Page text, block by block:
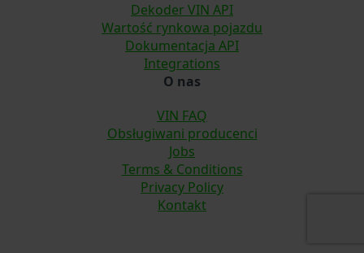
Dekoder VIN API
Wartość rynkowa pojazdu
Dokumentacja API
Integrations
O nas
VIN FAQ
Obsługiwani producenci
Jobs
Terms & Conditions
Privacy Policy
Kontakt